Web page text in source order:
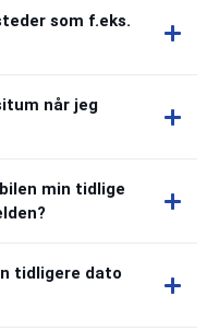
som f.eks.
når jeg
min tidlige
tidligere dato